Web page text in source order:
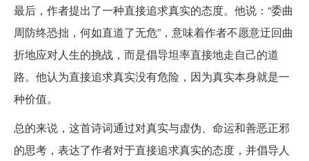
最后，作者提出了一种直接追求真实的态度。他说：“委曲
周防终恐拙，何如直道了无危”，意味着作者不愿意迂回曲
折地应对人生的挑战，而是倡导坦率直接地走自己的道
路。他认为直接追求真实没有危险，因为真实本身就是一
种价值。
总的来说，这首诗词通过对真实与虚伪、命运和善恶正邪
的思考，表达了作者对于直接追求真实的态度，并倡导人